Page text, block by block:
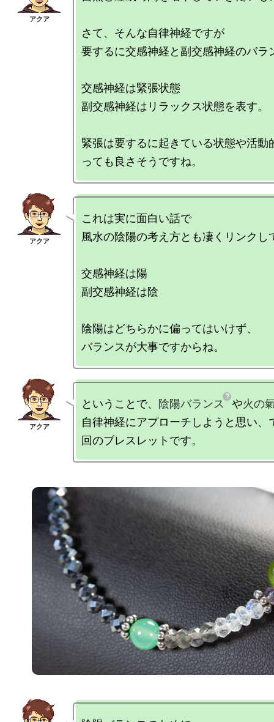
さて、そんな自律神経ですが
要するに交感神経と副交感神経のバラ
交感神経は緊張状態
副交感神経はリラックス状態を表す。
緊張は要するに起きている状態や活動
これは実に面白い話で
風水の陰陽の考え方とも凄くリンクし
交感神経は陽
副交感神経は陰
陰陽はどちらかに偏ってはいけず、
ということで、 陰陽バランス や火の
自律神経にアプローチしようと思い、